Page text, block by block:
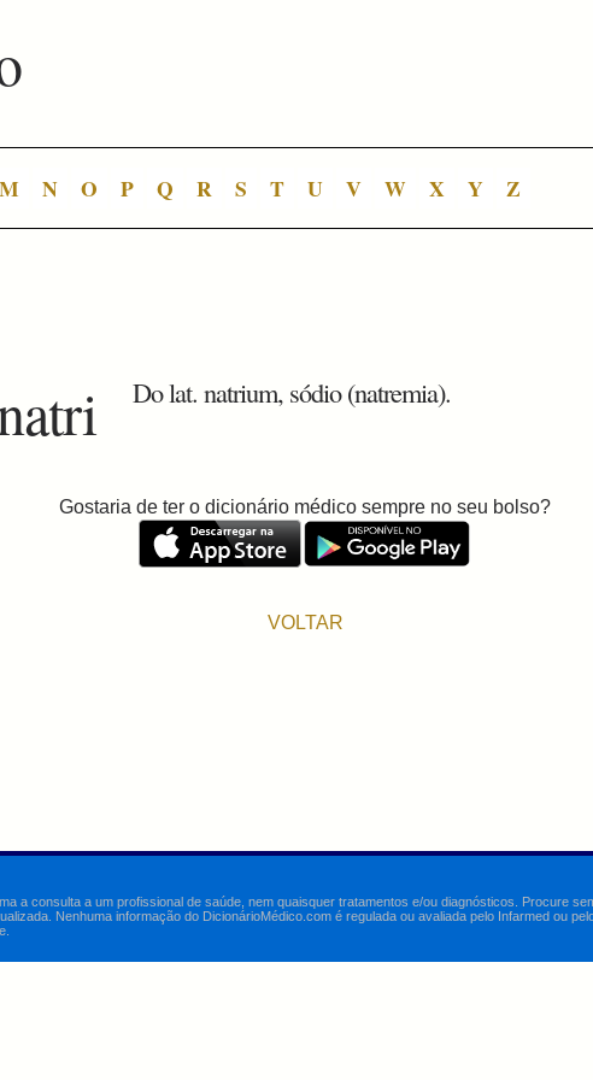
M N O P Q R S T U V W X Y Z
Do lat. natrium, sódio (natremia).
Gostaria de ter o dicionário médico sempre no seu bolso?
VOLTAR
a consulta a um profissional de saúde, nem quaisquer tratamentos e/ou diagnósticos. Procure
Nenhuma informação do DicionárioMédico.com é regulada ou avaliada pelo Infarmed ou